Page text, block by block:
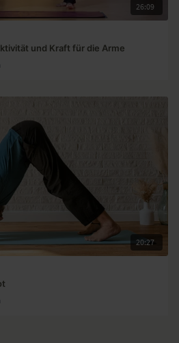
26:09
und Kraft für die Arme
20:27